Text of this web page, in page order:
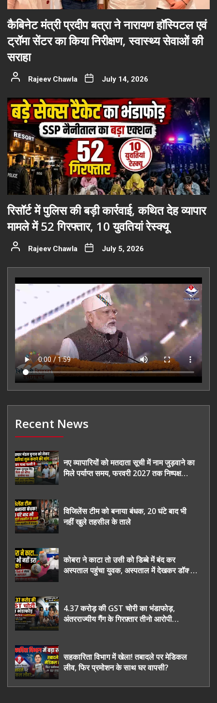
कैबिनेट मंत्री प्रदीप बत्रा ने नारायण हॉस्पिटल एवं
ट्रॉमा सेंटर का किया निरीक्षण, स्वास्थ्य सेवाओं की
सराहा
Rajeev Chawla July 14, 2026
रिसॉर्ट में पुलिस की बड़ी कार्रवाई, कथित देह व्यापार
मामले में 52 गिरफ्तार, 10 युवतियां रेस्क्यू
Rajeev Chawla July 5, 2026
Recent News
नए व्यापारियों को मतदाता सूची में नाम जुड़वाने का
मिले पर्याप्त समय, फरवरी 2027 तक निष्पक्ष
विजिलेंस टीम को बनाया बंधक, 20 घंटे बाद भी
नहीं खुले तहसील के ताले
कोबरा ने काटा तो उसी को डिब्बे में बंद कर
अस्पताल पहुंचा युवक, अस्पताल में देखकर डॉक्टर
4.37 करोड़ की GST चोरी का भंडाफोड़,
अंतरराज्यीय गैंग के गिरफ़्तार तीनो आरोपी
सहकारिता विभाग में खेला! तबादले पर मेडिकल
लीव, फिर प्रमोशन के साथ घर वापसी?